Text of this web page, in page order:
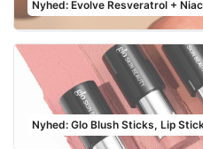
Nyhed: Evolve Resveratrol +
Nyhed: Glo Blush Sticks, Lip